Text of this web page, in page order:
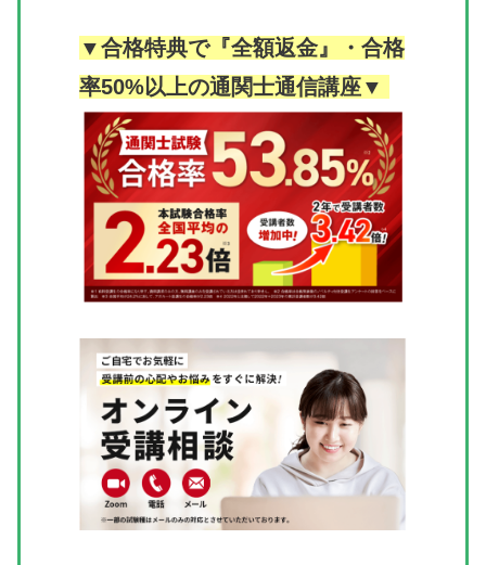
▼合格特典で『全額返金』・合格
率50%以上の通関士通信講座▼